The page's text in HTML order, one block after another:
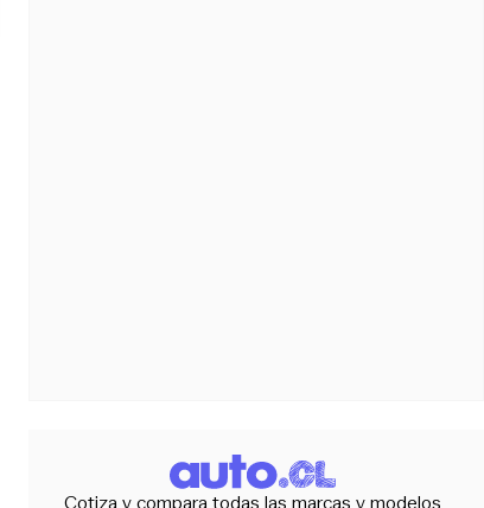
Cotiza y compara todas las marcas y modelos